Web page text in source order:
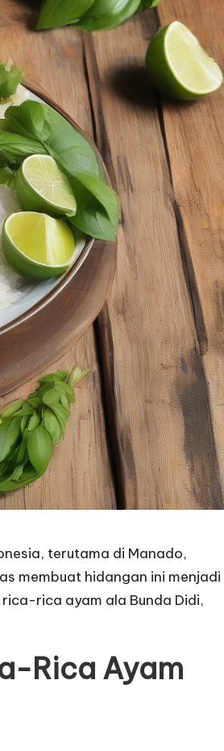
terutama di Manado,
membuat hidangan ini menjadi
rica ayam ala Bunda Didi,
Rica Ayam